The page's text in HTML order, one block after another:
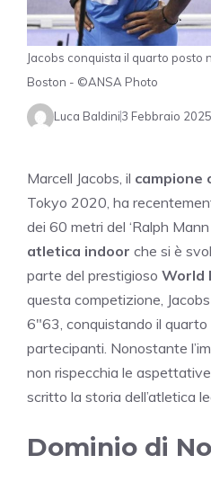
Jacobs conquista il quarto posto
Boston - ©ANSA Photo
Luca Baldini3 Febbraio 2025
Marcell Jacobs, il campione
Tokyo 2020, ha
dei 60 metri del ‘Ralph
atletica indoor che si è
parte del prestigioso World
questa competizione,
6″63, conquistando il
partecipanti. Nonostante
non rispecchia le
scritto la storia dell’atletica
Dominio di